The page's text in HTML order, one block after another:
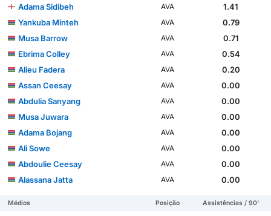
Adama Sidibeh
AVA
1.41
Yankuba Minteh
AVA
0.79
Musa Barrow
AVA
0.71
Ebrima Colley
AVA
0.54
Alieu Fadera
AVA
0.20
Assan Ceesay
AVA
0.00
Abdulia Sanyang
AVA
0.00
Musa Juwara
AVA
0.00
Adama Bojang
AVA
0.00
Ali Sowe
AVA
0.00
Abdoulie Ceesay
AVA
0.00
Alassana Jatta
AVA 0.00
Médios Posição Assistências / 90'